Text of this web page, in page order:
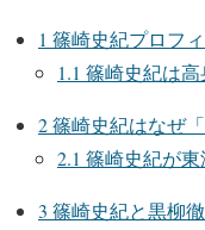
1 篠崎史紀プロフ
1.1 篠崎史紀は高
2篠崎史紀はなぜ
2.1 篠崎史紀が
3 篠崎史紀と黒柳